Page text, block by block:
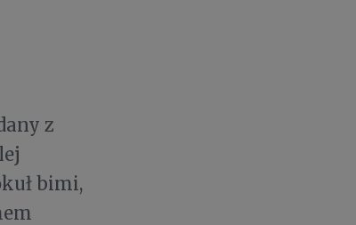
z
bimi,